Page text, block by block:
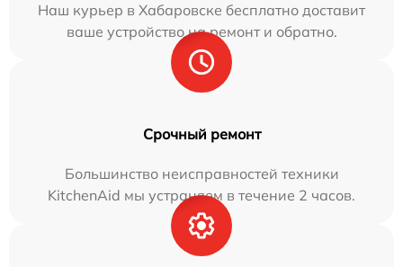
Наш курьер в Хабаровске бесплатно доставит
ваше устройство на ремонт и обратно.
Срочный ремонт
Большинство неисправностей техники
KitchenAid мы устраняем в течение 2 часов.